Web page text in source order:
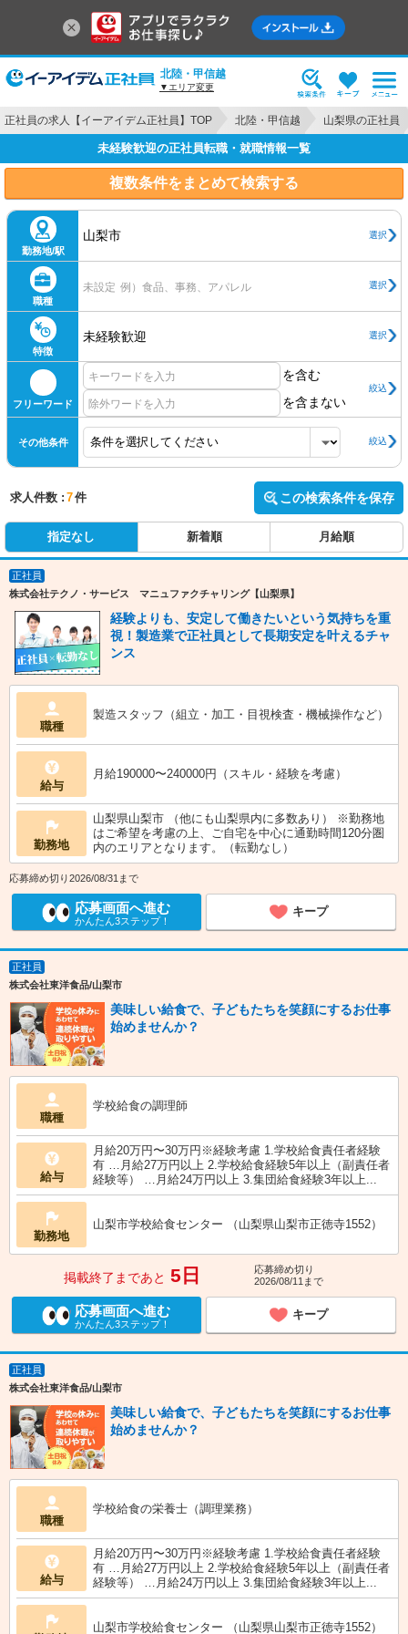
北陸・甲信越
▼エリア変更
正社員の求人【イーアイデム正社員】TOP 北陸・甲信越 山梨県の正社員
未経験歓迎の正社員転職・就職情報一覧
複数条件をまとめて検索する
勤務地/駅
山梨市 選択
職種
未設定 例）食品、事務、アパレル 選択
特徴
未経験歓迎 選択
フリーワード
を含む
を含まない
絞込
その他条件 絞込
求人件数 : 7件 この検索条件を保存
指定なし 新着順 月給順
正社員
株式会社テクノ・サービス マニュファクチャリング【山梨県】
経験よりも、安定して働きたいという気持ちを重
視！製造業で正社員として長期安定を叶えるチャ
ンス
職種
製造スタッフ（組立・加工・目視検査・機械操作など）
給与
月給190000〜240000円（スキル・経験を考慮）
勤務地
山梨県山梨市 （他にも山梨県内に多数あり） ※勤務地
はご希望を考慮の上、ご自宅を中心に通勤時間120分圏
内のエリアとなります。（転勤なし）
応募締め切り2026/08/31まで
応募画面へ進む
かんたん3ステップ！
キープ
正社員
株式会社東洋食品/山梨市
美味しい給食で、子どもたちを笑顔にするお仕事
始めませんか？
職種
学校給食の調理師
給与
月給20万円〜30万円※経験考慮 1.学校給食責任者経験
有 …月給27万円以上 2.学校給食経験5年以上（副責任者
経験等） …月給24万円以上 3.集団給食経験3年以上...
勤務地
山梨市学校給食センター （山梨県山梨市正徳寺1552）
掲載終了まであと 5日
応募締め切り
2026/08/11まで
応募画面へ進む
かんたん3ステップ！
キープ
正社員
株式会社東洋食品/山梨市
美味しい給食で、子どもたちを笑顔にするお仕事
始めませんか？
職種
学校給食の栄養士（調理業務）
給与
月給20万円〜30万円※経験考慮 1.学校給食責任者経験
有 …月給27万円以上 2.学校給食経験5年以上（副責任者
経験等） …月給24万円以上 3.集団給食経験3年以上...
山梨市学校給食センター （山梨県山梨市正徳寺1552）